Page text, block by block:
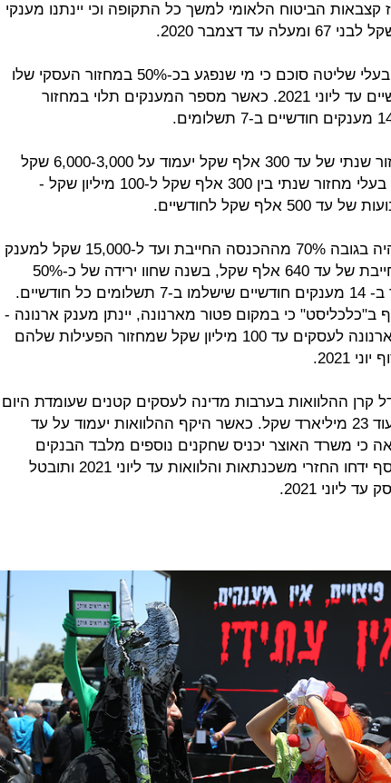
קצבאות הביטוח הלאומי למשך כל התקופה וכי יינתנו מענקי
עבור עצמאים ושכירים בעלי שליטה סוכם כי מי שנפגע בכ-50% במחזור העסקי שלו
יקבל מענק אחת לחודשיים עד ליוני 2021. כאשר מספר המענקים תלוי במחזור
המענק לעסק בעל מחזור שנתי של עד 300 אלף שקל יעמוד על 6,000-3,000 שקל
לחודשיים ועבור עסקים בעלי מחזור שנתי בין 300 אלף שקל ל-100 מיליון שקל -
שקל לחודשיים.
מענק נוסף, סוציאלי, יהיה בגובה 70% מההכנסה החייבת ועד ל-15,000 שקל למענק
לבעלי הכנסה שנתית חייבת של עד 640 אלף שקל, בשנה שחוו ירידה של כ-50%
מהמחזור. סה"כ מדובר ב- 14 מענקים חודשיים שישלמו ב-7 תשלומים כל חודשיים.
כי במקום פטור מארנונה, יינתן מענק ארנונה -
החזר בעבור הוצאות הארנונה לעסקים עד 100 מיליון שקל שמחזור הפעילות שלהם
קרן ההלוואות בערבות מדינה לעסקים קטנים שעומדת היום
על 22 מיליארד שקל בעוד 23 מיליארד שקל. כאשר היקף ההלוואות יעמוד על עד
נראה כי משרד האוצר יכניס שחקנים נוספים מלבד הבנקים
לחלוקת ההלוואות. בנוסף ידחו החזרי משכנתאות והלוואות עד ליוני 2021 ותובטל
ליוני 2021.